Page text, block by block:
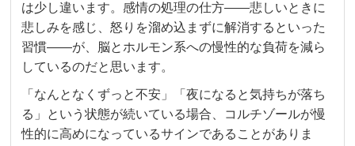
は少し違います。感情の処理の仕方——悲しいときに
悲しみを感じ、怒りを溜め込まずに解消するといった
習慣——が、脳とホルモン系への慢性的な負荷を減ら
しているのだと思います。
「なんとなくずっと不安」「夜になると気持ちが落ち
る」という状態が続いている場合、コルチゾールが慢
性的に高めになっているサインであることがありま